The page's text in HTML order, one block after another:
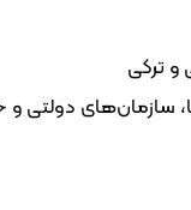
و ترکی
سازمان‌های